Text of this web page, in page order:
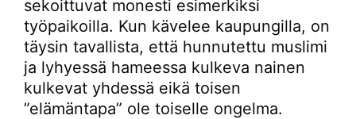
sekoittuvat monesti esimerkiksi
työpaikoilla. Kun kävelee kaupungilla, on
täysin tavallista, että hunnutettu muslimi
ja lyhyessä hameessa kulkeva nainen
kulkevat yhdessä eikä toisen
”elämäntapa” ole toiselle ongelma.